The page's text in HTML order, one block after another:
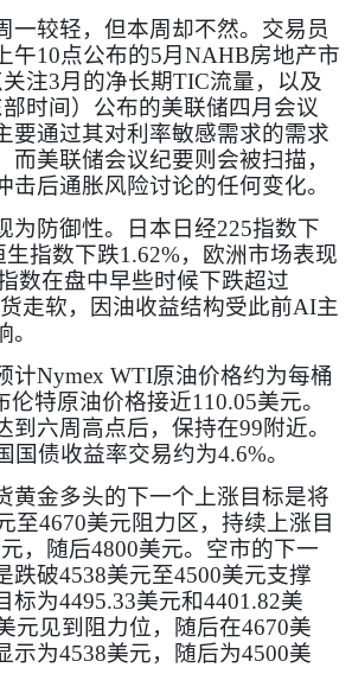
一较轻，但本周却不然。交易员
午10点公布的5月 NAHB房地产市
注3月的净长期TIC流量，以及
时间）公布的美联储四月会议
要通过其对利率敏感需求的需求
而美联储会议纪要则会被扫描，
击后通胀风险讨论的任何变化。
为防御性。日本日经225指数下
生指数下跌1.62%，欧洲市场表现
数在盘中早些时候下跌超过
走软，因油收益结构受此前AI主
计Nymex WTI原油价格约为每桶
伦特原油价格接近110.05美元。
到六周高点后，保持在99附近。
国债收益率交易约为4.6%。
黄金多头的下一个上涨目标是将
至4670美元阻力区，持续上涨目
，随后4800美元。空市的下一
跌破4538美元至4500美元支撑
标为4495.33美元和4401.82美
元见到阻力位，随后在4670美
示为4538美元，随后为4500美